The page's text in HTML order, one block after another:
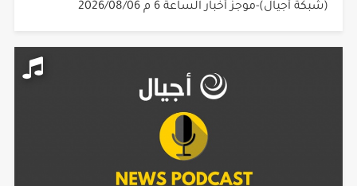
(شبكة أجيال)-موجز أخبار الساعة 6 م 2026/08/06